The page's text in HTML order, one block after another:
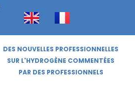
DES NOUVELLES PROFESSIONNELLES
SUR L'HYDROGÈNE COMMENTÉES
PAR DES PROFESSIONNELS